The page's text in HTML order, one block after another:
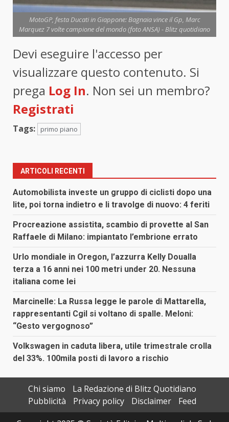
MotoGP, festa Ducati in Giappone: Bagnaia vince il Gp, Marc
Marquez 7 volte campione del mondo (foto ANSA) - Blitz quotidiano
Devi eseguire l'accesso per
visualizzare questo contenuto. Si
prega Log In. Non sei un membro?
Registrati
Tags: primo piano
ARTICOLI RECENTI
Automobilista investe un gruppo di ciclisti dopo una
lite, poi torna indietro e li travolge di nuovo: 4 feriti
Procreazione assistita, scambio di provette al San
Raffaele di Milano: impiantato l’embrione errato
Urlo mondiale in Oregon, l’azzurra Kelly Doualla
terza a 16 anni nei 100 metri under 20. Nessuna
italiana come lei
Marcinelle: La Russa legge le parole di Mattarella,
rappresentanti Cgil si voltano di spalle. Meloni:
“Gesto vergognoso”
Volkswagen in caduta libera, utile trimestrale crolla
del 33%. 100mila posti di lavoro a rischio
Chi siamo
La Redazione di Blitz Quotidiano
Pubblicità
Privacy policy Disclaimer
Feed